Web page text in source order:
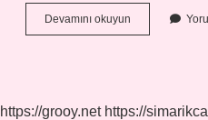
Devamını okuyun
Bildirimi
https://grooy.net https://